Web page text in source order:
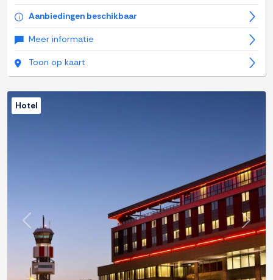
Aanbiedingen beschikbaar
Meer informatie
Toon op kaart
Previous Next
Hotel